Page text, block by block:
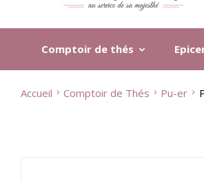
Comptoir de thés
Accueil Comptoir de Thés Pu-er